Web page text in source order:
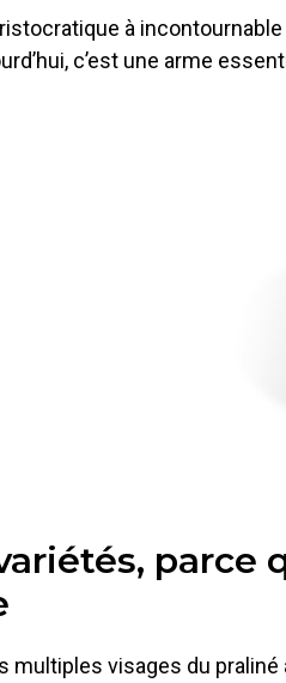
à
c’est une arme
parce
multiples visages du